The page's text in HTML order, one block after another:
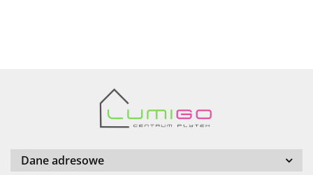
Barwolf
Dane adresowe